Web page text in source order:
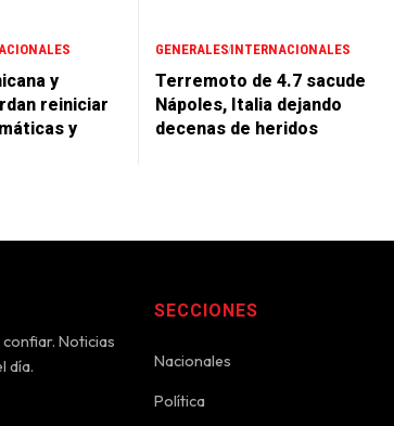
y
reiniciar
y
GENERALESINTERNACIONALES
Terremoto de 4.7 sacude
Nápoles, Italia dejando
decenas de heridos
Noticias
día.
SECCIONES
Nacionales
Política